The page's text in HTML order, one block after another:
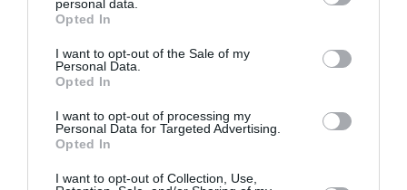
personal data.
Opted In
I want to opt-out of the Sale of my
Personal Data.
Opted In
I want to opt-out of processing my
Personal Data for Targeted Advertising.
Opted In
I want to opt-out of Collection, Use,
privire la acest proiect supus dezbaterii publice,
sunt aşteptate, până la data de 28 ianuarie 2011, la
adresa de e-mailavizare@mae.ro , sau la adresa
poştală a Ministerului Afacerilor Externe: Aleea
Alexandru nr. 31, Sector 1, Bucureşti, cod 011822.